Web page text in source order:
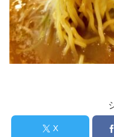
X